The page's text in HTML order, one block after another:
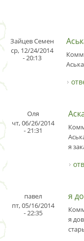
Зайцев Семен
ср, 12/24/2014
- 20:13
Оля
чт, 06/26/2014
- 21:31
я
павел
пт, 05/16/2014
- 22:35
я
я